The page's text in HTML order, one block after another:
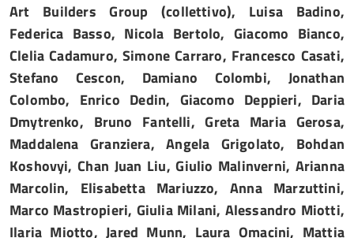
Art Builders Group (collettivo), Luisa Badino,
Federica Basso, Nicola Bertolo, Giacomo Bianco,
Clelia Cadamuro, Simone Carraro, Francesco Casati,
Stefano Cescon, Damiano Colombi, Jonathan
Colombo, Enrico Dedin, Giacomo Deppieri, Daria
Dmytrenko, Bruno Fantelli, Greta Maria Gerosa,
Maddalena Granziera, Angela Grigolato, Bohdan
Koshovyi, Chan Juan Liu, Giulio Malinverni, Arianna
Marcolin, Elisabetta Mariuzzo, Anna Marzuttini,
Marco Mastropieri, Giulia Milani, Alessandro Miotti,
Ilaria Miotto, Jared Munn, Laura Omacini, Mattia